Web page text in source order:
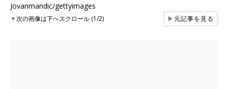
Jovanmandic/gettyimages
▼次の画像は下へスクロール (1/2) ▶元記事を見る